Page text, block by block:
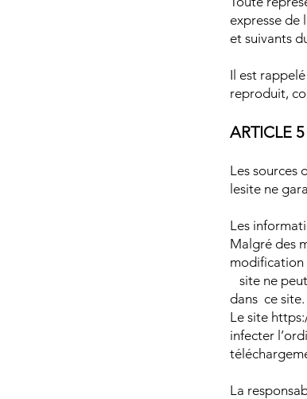
expresse de
et suivants
Il est
reproduit,
ARTICLE
Les sources
lesite ne
Les
Malgré des
modification
site ne
dans ce site.
Le site
infecter
La